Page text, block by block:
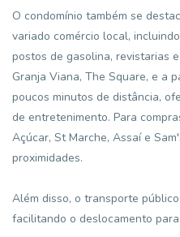
O condomínio também se
variado comércio local,
postos de gasolina, revistarias
Granja Viana, The Square, e a
poucos minutos de distância,
de entretenimento. Para
Açúcar, St Marche, Assaí e
proximidades.
Além disso, o transporte
facilitando o deslocamento